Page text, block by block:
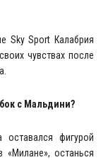
Sky Sport Калабрия
чувствах после
с Мальдини?
фигурой
останься